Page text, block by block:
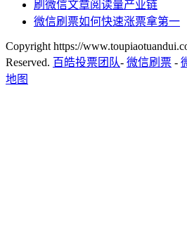
刷微信文章阅读量产业链
微信刷票如何快速涨票拿第一
Copyright https://
Reserved. 百皓投票团队- 微信刷票 -
地图